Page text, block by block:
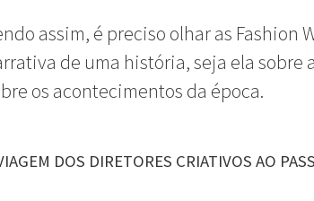
assim, é preciso olhar as Fashion
de uma história, seja ela sobre
os acontecimentos da época.
DOS DIRETORES CRIATIVOS AO